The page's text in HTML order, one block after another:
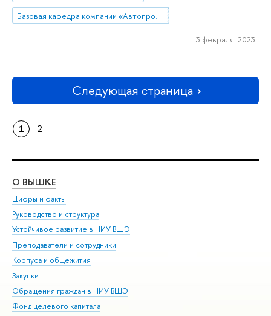
3 февраля 2023
Следующая страница
1 2
О ВЫШКЕ
Цифры и факты
Руководство и структура
Устойчивое развитие в НИУ ВШЭ
Преподаватели и сотрудники
Корпуса и общежития
Закупки
Обращения граждан в НИУ ВШЭ
Фонд целевого капитала